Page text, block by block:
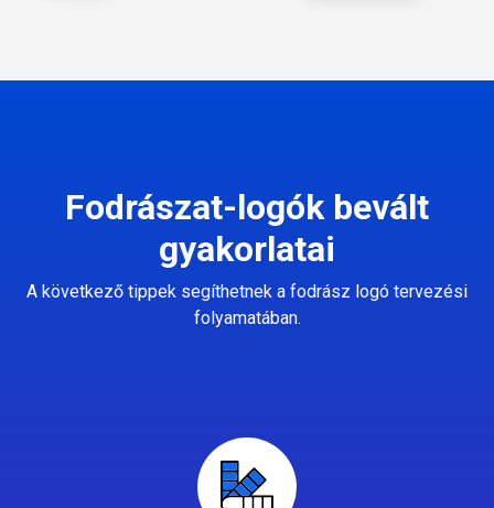
Fodrászat-logók bevált
gyakorlatai
A következő tippek segíthetnek a fodrász logó tervezési
folyamatában.